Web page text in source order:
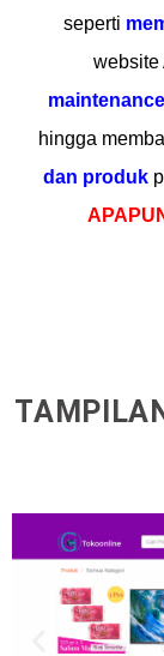
seperti
website
hingga
dan produk